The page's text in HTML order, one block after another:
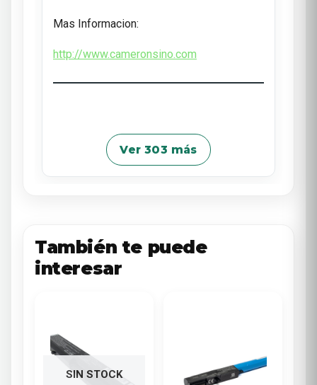
Mas Informacion:
http://www.cameronsino.com
Ver 303 más
También te puede
interesar
SIN STOCK